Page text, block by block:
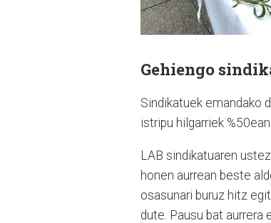
Gehiengo
Sindikatuek emandako
istripu hilgarriek
LAB sindikatuaren
honen aurrean beste
osasunari buruz hitz
dute. Pausu bat aurrera